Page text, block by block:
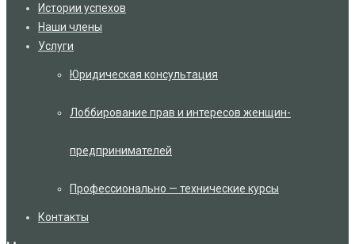
Истории успехов
Наши члены
Услуги
Юридическая консультация
Лоббирование прав и интересов женщин-
предпринимателей
Профессионально — технические курсы
Контакты